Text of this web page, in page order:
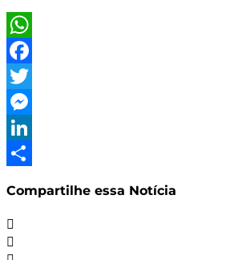
WhatsApp
Facebook
Twitter
Messenger
LinkedIn
Compartilhe essa Notícia